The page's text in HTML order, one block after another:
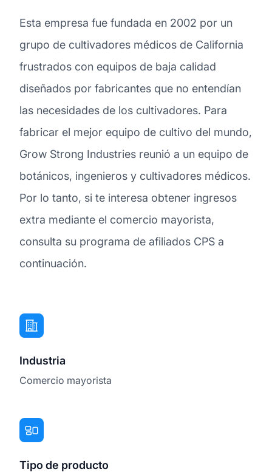
Esta empresa fue fundada en 2002 por un
grupo de cultivadores médicos de California
frustrados con equipos de baja calidad
diseñados por fabricantes que no entendían
las necesidades de los cultivadores. Para
fabricar el mejor equipo de cultivo del mundo,
Grow Strong Industries reunió a un equipo de
botánicos, ingenieros y cultivadores médicos.
Por lo tanto, si te interesa obtener ingresos
extra mediante el comercio mayorista,
consulta su programa de afiliados CPS a
continuación.
Industria
Comercio mayorista
Tipo de producto